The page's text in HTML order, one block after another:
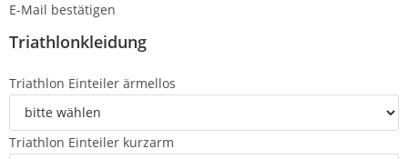
E-Mail bestätigen
Triathlonkleidung
Triathlon Einteiler ärmellos
Triathlon Einteiler kurzarm